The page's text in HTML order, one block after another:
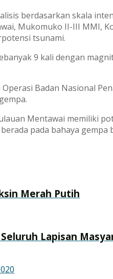
berdasarkan skala
Mukomuko II-III MMI,
tsunami.
9 kali dengan
Badan Nasional
Mentawai memiliki
pada bahaya gempa
Merah Putih
Lapisan